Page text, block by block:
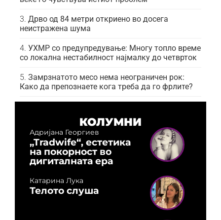
Дрво од 84 метри откриено во досега
неистражена шума
УХМР со предупредување: Многу топло време
со локална нестабилност најмалку до четврток
Замрзнатото месо нема неограничен рок:
Како да препознаете кога треба да го фрлите?
КОЛУМНИ
Адријана Георгиев
„Tradwife“, естетика
на покорност во
дигиталната ера
Катарина Лука
Телото слуша